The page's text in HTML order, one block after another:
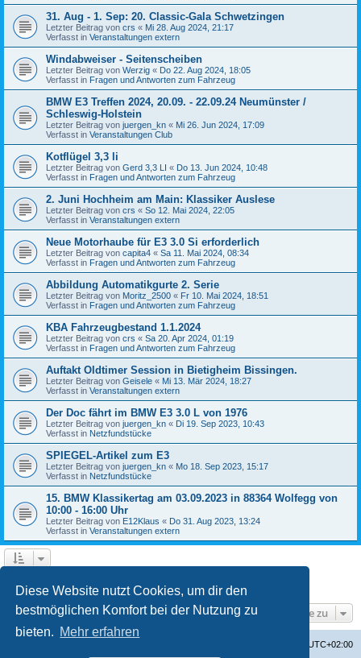
Diese Website nutzt Cookies, um dir den
bestmöglichen Komfort bei der Nutzung zu
bieten. Mehr erfahren
31. Aug - 1. Sep: 20. Classic-Gala Schwetzingen
Letzter Beitrag von crs « Mi 28. Aug 2024, 21:17
Verfasst in Veranstaltungen extern
Windabweiser - Seitenscheiben
Letzter Beitrag von Werzig « Do 22. Aug 2024, 18:05
Verfasst in Fragen und Antworten zum Fahrzeug
BMW E3 Treffen 2024, 20.09. - 22.09.24 Neumünster /
Schleswig-Holstein
Letzter Beitrag von juergen_kn « Mi 26. Jun 2024, 17:09
Verfasst in Veranstaltungen Club
Kotflügel 3,3 li
Letzter Beitrag von Gerd 3,3 LI « Do 13. Jun 2024, 10:48
Verfasst in Fragen und Antworten zum Fahrzeug
2. Juni Hochheim am Main: Klassiker Auslese
Letzter Beitrag von crs « So 12. Mai 2024, 22:05
Verfasst in Veranstaltungen extern
Neue Motorhaube für E3 3.0 Si erforderlich
Letzter Beitrag von capita4 « Sa 11. Mai 2024, 08:34
Verfasst in Fragen und Antworten zum Fahrzeug
Abbildung Automatikgurte 2. Serie
Letzter Beitrag von Moritz_2500 « Fr 10. Mai 2024, 18:51
Verfasst in Fragen und Antworten zum Fahrzeug
KBA Fahrzeugbestand 1.1.2024
Letzter Beitrag von crs « Sa 20. Apr 2024, 01:19
Verfasst in Fragen und Antworten zum Fahrzeug
Auftakt Oldtimer Session in Bietigheim Bissingen.
Letzter Beitrag von Geisele « Mi 13. Mär 2024, 18:27
Verfasst in Veranstaltungen extern
Der Doc fährt im BMW E3 3.0 L von 1976
Letzter Beitrag von juergen_kn « Di 19. Sep 2023, 10:43
Verfasst in Netzfundstücke
SPIEGEL-Artikel zum E3
Letzter Beitrag von juergen_kn « Mo 18. Sep 2023, 15:17
Verfasst in Netzfundstücke
15. BMW Klassikertag am 03.09.2023 in 88364 Wolfegg von
10:00 - 16:00 Uhr
Letzter Beitrag von E12Klaus « Do 31. Aug 2023, 13:24
Verfasst in Veranstaltungen extern
Gehe zu
UTC+02:00